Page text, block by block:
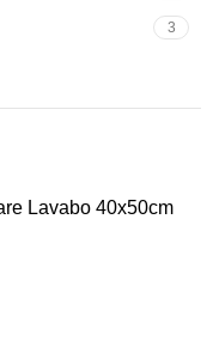
3
Lavabo 40x50cm